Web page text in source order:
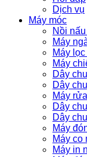
Dịch vụ
Máy móc
Nồi
Máy
Máy
Máy
Dây
Dây
Máy
Dây
Dây
Máy
Máy co
Máy in